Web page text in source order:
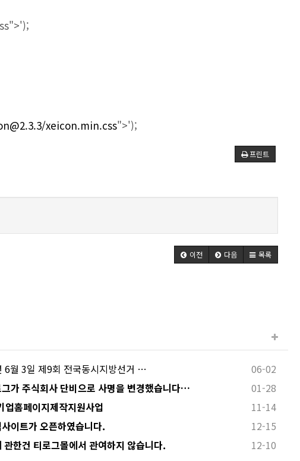
/xeicon.min.css">');
프린트
이전 다음 목록
6월 3일 제9회 전국동시지방선거 … 06-02
가 주식회사 단비으로 사명을 변경했습니다… 01-28
업홈페이지제작지원사업 11-14
이트가 오픈하였습니다. 12-15
관한건 티로그몰에서 관여하지 않습니다. 12-10